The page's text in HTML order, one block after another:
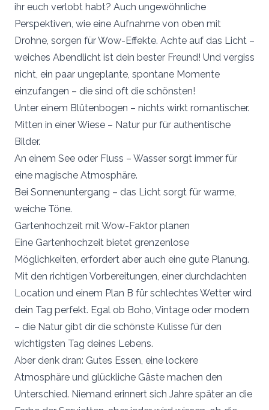
ihr euch verlobt habt? Auch ungewöhnliche
Perspektiven, wie eine Aufnahme von oben mit
Drohne, sorgen für Wow-Effekte. Achte auf das Licht –
weiches Abendlicht ist dein bester Freund! Und vergiss
nicht, ein paar ungeplante, spontane Momente
einzufangen – die sind oft die schönsten!
Unter einem Blütenbogen – nichts wirkt romantischer.
Mitten in einer Wiese – Natur pur für authentische
Bilder.
An einem See oder Fluss – Wasser sorgt immer für
eine magische Atmosphäre.
Bei Sonnenuntergang – das Licht sorgt für warme,
weiche Töne.
Gartenhochzeit mit Wow-Faktor planen
Eine Gartenhochzeit bietet grenzenlose
Möglichkeiten, erfordert aber auch eine gute Planung.
Mit den richtigen Vorbereitungen, einer durchdachten
Location und einem Plan B für schlechtes Wetter wird
dein Tag perfekt. Egal ob Boho, Vintage oder modern
– die Natur gibt dir die schönste Kulisse für den
wichtigsten Tag deines Lebens.
Aber denk dran: Gutes Essen, eine lockere
Atmosphäre und glückliche Gäste machen den
Unterschied. Niemand erinnert sich Jahre später an die